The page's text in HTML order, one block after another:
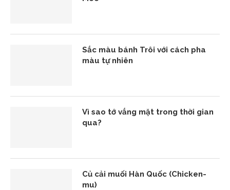
Sắc màu bánh Trôi với cách pha
màu tự nhiên
Vì sao tớ vắng mặt trong thời gian
qua?
Củ cải muối Hàn Quốc (Chicken-
mu)